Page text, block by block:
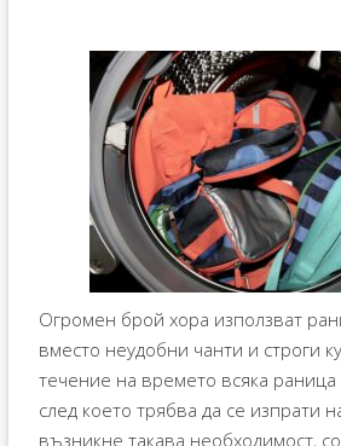
Огромен брой хора използват
вместо неудобни чанти и строги
течение на времето всяка раница
след което трябва да се изпрати
възникне такава необходимост,